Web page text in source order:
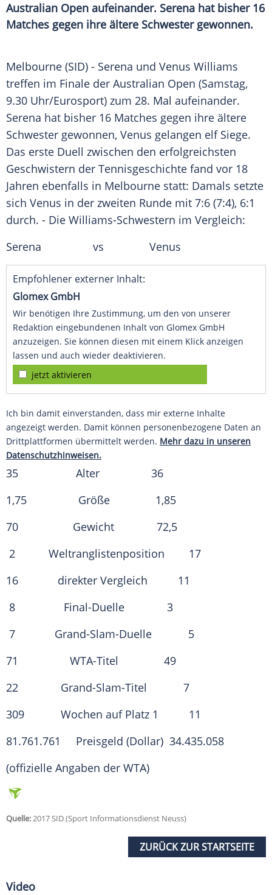
Australian Open aufeinander. Serena hat bisher 16
Matches gegen ihre ältere Schwester gewonnen.
Melbourne (SID) - Serena und Venus Williams
treffen im Finale der Australian Open (Samstag,
9.30 Uhr/Eurosport) zum 28. Mal aufeinander.
Serena hat bisher 16 Matches gegen ihre ältere
Schwester gewonnen, Venus gelangen elf Siege.
Das erste Duell zwischen den erfolgreichsten
Geschwistern der Tennisgeschichte fand vor 18
Jahren ebenfalls in Melbourne statt: Damals setzte
sich Venus in der zweiten Runde mit 7:6 (7:4), 6:1
durch. - Die Williams-Schwestern im Vergleich:
Serena vs Venus
Empfohlener externer Inhalt:
Glomex GmbH
Wir benötigen Ihre Zustimmung, um den von unserer
Redaktion eingebundenen Inhalt von Glomex GmbH
anzuzeigen. Sie können diesen mit einem Klick anzeigen
lassen und auch wieder deaktivieren.
jetzt aktivieren
Ich bin damit einverstanden, dass mir externe Inhalte
angezeigt werden. Damit können personenbezogene Daten an
Drittplattformen übermittelt werden. Mehr dazu in unseren
Datenschutzhinweisen.
35 Alter 36
1,75 Größe 1,85
70 Gewicht 72,5
2 Weltranglistenposition 17
16 direkter Vergleich 11
8 Final-Duelle 3
7 Grand-Slam-Duelle 5
71 WTA-Titel 49
22 Grand-Slam-Titel 7
309 Wochen auf Platz 1 11
81.761.761 Preisgeld (Dollar) 34.435.058
(offizielle Angaben der WTA)
Quelle:2017 SID (Sport Informationsdienst Neuss)
ZURÜCK ZUR STARTSEITE
Video